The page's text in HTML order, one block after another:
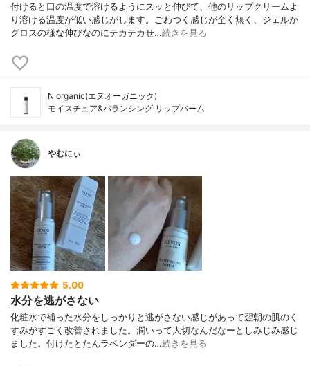
付けると口の温度で溶けるようにスッと伸びて、他のリップクリームよ
り溶ける温度が低い感じがします。ごわつく感じが全く無く、ジェルか
グロスの様な伸びなのにテカテカせ…続きを見る
N organic(エヌオーガニック)
モイスチュア&バランシング リップバーム
やむにぃ
5.00
水分を逃がさない
化粧水で補った水分をしっかりと逃がさない感じがあって翌朝の肌のく
すみがすごく改善されました。潤いって大切なんだなーとしみじみ感じ
ました。付けたとたんラベンダーの…続きを見る